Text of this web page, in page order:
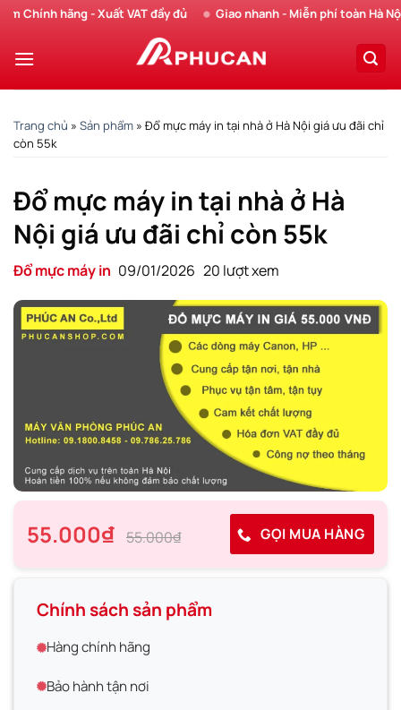
Chuyển
nội
hãng - Xuất VAT đầy đủ Giao nhanh - Miễn phí toàn Hà Nội
Trang chủ » Sản phẩm » Đổ mực máy in tại nhà ở Hà Nội giá ưu đãi chỉ
còn 55k
Đổ mực máy in tại nhà ở Hà
Nội giá ưu đãi chỉ còn 55k
Đổ mực máy in 09/01/2026 20 lượt xem
55.000₫ 55.000₫ GỌI MUA HÀNG
Chính sách sản phẩm
Hàng chính hãng
Bảo hành tận nơi